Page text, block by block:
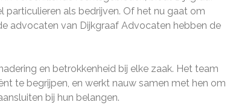
als bedrijven. Of het nu gaat om
advocaten van Dijkgraaf Advocaten hebben de
en betrokkenheid bij elke zaak. Het team
te begrijpen, en werkt nauw samen met hen om
bij hun belangen.